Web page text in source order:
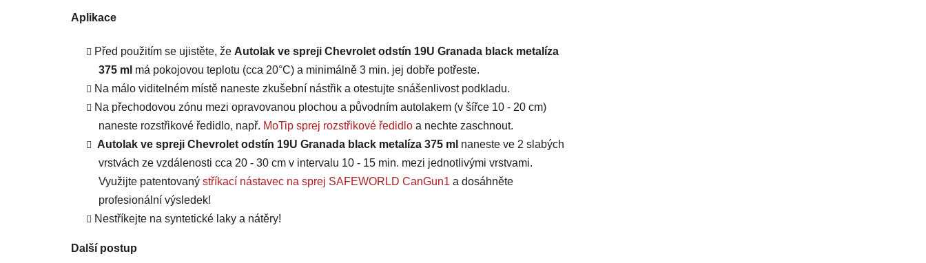
Aplikace
Před použitím se ujistěte, že Autolak ve spreji Chevrolet odstín 19U Granada black metalíza
375 ml má pokojovou teplotu (cca 20°C) a minimálně 3 min. jej dobře potřeste.
Na málo viditelném místě naneste zkušební nástřik a otestujte snášenlivost podkladu.
Na přechodovou zónu mezi opravovanou plochou a původním autolakem (v šířce 10 - 20 cm)
naneste rozstřikové ředidlo, např. MoTip sprej rozstřikové ředidlo a nechte zaschnout.
Autolak ve spreji Chevrolet odstín 19U Granada black metalíza 375 ml naneste ve 2 slabých
vrstvách ze vzdálenosti cca 20 - 30 cm v intervalu 10 - 15 min. mezi jednotlivými vrstvami.
Využijte patentovaný stříkací nástavec na sprej SAFEWORLD CanGun1 a dosáhněte
profesionální výsledek!
Nestříkejte na syntetické laky a nátěry!
Další postup